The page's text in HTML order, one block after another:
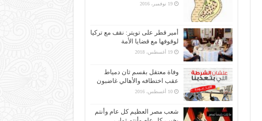
19 نوفمبر، 2016
أمير قطر على تويتر: نقف مع تركيا
لوقوفها مع قضايا الأمة
19 أغسطس، 2018
وفاة معتقل بقسم ثان دمياط
عقب اختطافه والأهالي غاضبون
10 أغسطس، 2016
شعب مصر العظيم كل عام وأنتم